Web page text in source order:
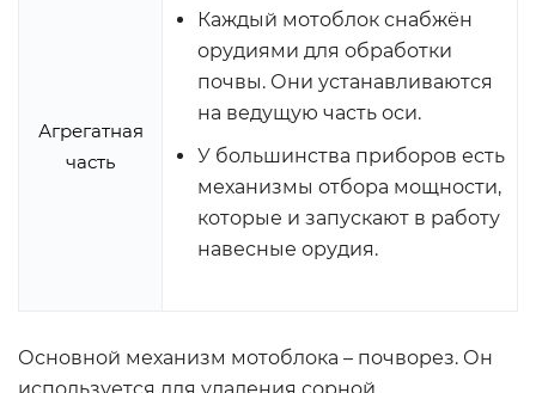
Агрегатная
часть
Каждый мотоблок снабжён
орудиями для обработки
почвы. Они устанавливаются
на ведущую часть оси.
У большинства приборов есть
механизмы отбора мощности,
которые и запускают в работу
навесные орудия.
Основной механизм мотоблока – почворез. Он